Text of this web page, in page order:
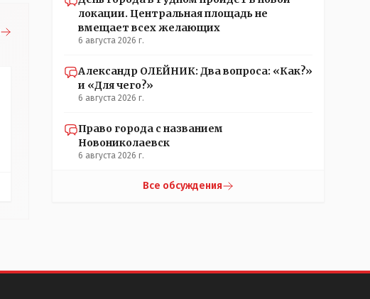
локации. Центральная площадь не
вмещает всех желающих
6 августа 2026 г.
Александр ОЛЕЙНИК: Два вопроса: «Как?»
и «Для чего?»
6 августа 2026 г.
Право города с названием
Новониколаевск
6 августа 2026 г.
Все обсуждения